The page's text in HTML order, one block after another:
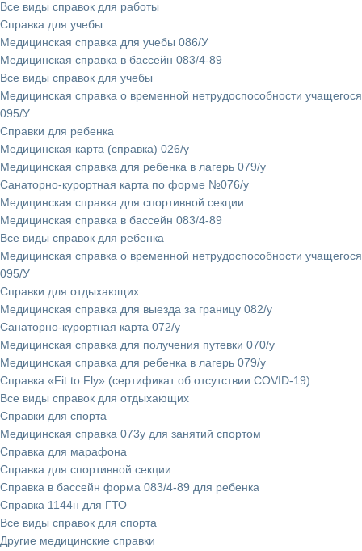
Все виды справок для работы
Справка для учебы
Медицинская справка для учебы 086/У
Медицинская справка в бассейн 083/4-89
Все виды справок для учебы
Медицинская справка о временной нетрудоспособности учащегося
095/У
Справки для ребенка
Медицинская карта (справка) 026/у
Медицинская справка для ребенка в лагерь 079/у
Санаторно-курортная карта по форме №076/у
Медицинская справка для спортивной секции
Медицинская справка в бассейн 083/4-89
Все виды справок для ребенка
Медицинская справка о временной нетрудоспособности учащегося
095/У
Справки для отдыхающих
Медицинская справка для выезда за границу 082/у
Санаторно-курортная карта 072/у
Медицинская справка для получения путевки 070/у
Медицинская справка для ребенка в лагерь 079/у
Справка «Fit to Fly» (сертификат об отсутствии COVID-19)
Все виды справок для отдыхающих
Справки для спорта
Медицинская справка 073у для занятий спортом
Справка для марафона
Cправка для спортивной секции
Справка в бассейн форма 083/4-89 для ребенка
Справка 1144н для ГТО
Все виды справок для спорта
Другие медицинские справки